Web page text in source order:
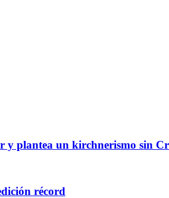
plantea un kirchnerismo sin
récord